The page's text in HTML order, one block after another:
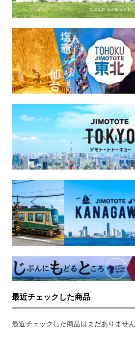
最近チェックした商品
最近チェックした商品はまだありません